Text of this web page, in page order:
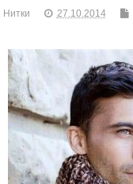
Нитки 27.10.2014